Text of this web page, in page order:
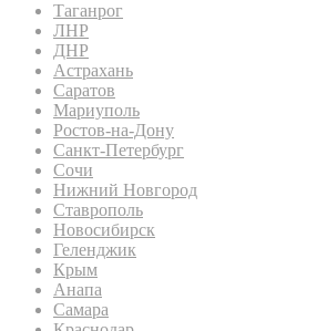
Таганрог
ЛНР
ДНР
Астрахань
Саратов
Мариуполь
Ростов-на-Дону
Санкт-Петербург
Сочи
Нижний Новгород
Ставрополь
Новосибирск
Геленджик
Крым
Анапа
Самара